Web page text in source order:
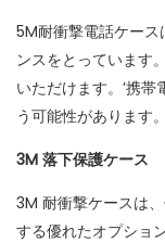
5M耐衝撃電話ケー
ンスをとっています
いただけます。’携
う可能性があります。
3M 落下保護ケース
3M 耐衝撃ケースは
する優れたオプショ